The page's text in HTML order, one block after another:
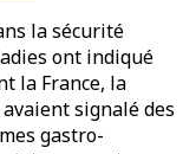
la sécurité
ont indiqué
la France, la
signalé des
gastro-